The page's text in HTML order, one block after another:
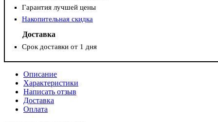
Гарантия лучшей цены
Накопительная скидка
Доставка
Срок доставки от 1 дня
Описание
Характеристики
Написать отзыв
Доставка
Оплата